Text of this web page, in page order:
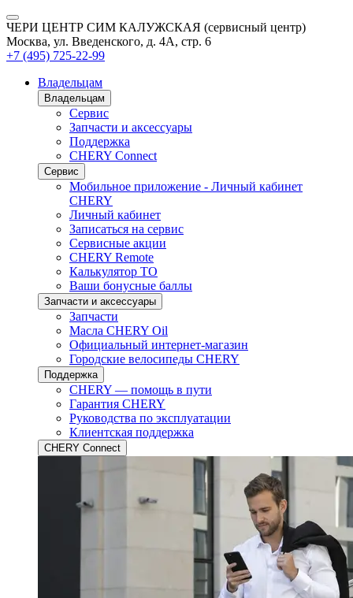
ЧЕРИ ЦЕНТР СИМ КАЛУЖСКАЯ (сервисный центр)
Москва, ул. Введенского, д. 4А, стр. 6
+7 (495) 725-22-99
Владельцам
Владельцам
Сервис
Запчасти и аксессуары
Поддержка
CHERY Connect
Сервис
Мобильное приложение - Личный кабинет
CHERY
Личный кабинет
Записаться на сервис
Сервисные акции
CHERY Remote
Калькулятор ТО
Ваши бонусные баллы
Запчасти и аксессуары
Запчасти
Масла CHERY Oil
Официальный интернет-магазин
Городские велосипеды CHERY
Поддержка
CHERY — помощь в пути
Гарантия CHERY
Руководства по эксплуатации
Клиентская поддержка
CHERY Connect